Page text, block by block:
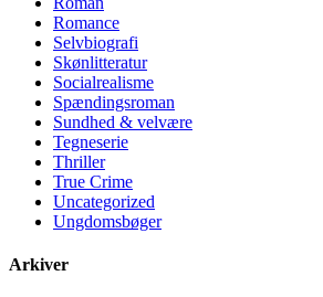
Romance
Selvbiografi
Skønlitteratur
Socialrealisme
Spændingsroman
Sundhed & velvære
Tegneserie
Thriller
True Crime
Uncategorized
Ungdomsbøger
Arkiver